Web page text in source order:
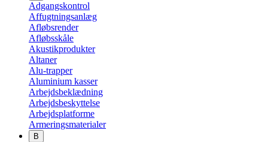
Adgangskontrol
Affugtningsanlæg
Afløbsrender
Afløbsskåle
Akustikprodukter
Altaner
Alu-trapper
Aluminium kasser
Arbejdsbeklædning
Arbejdsbeskyttelse
Arbejdsplatforme
Armeringsmaterialer
B